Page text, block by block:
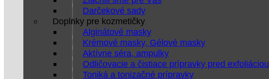
Darčekové sady
Doplnky pre kozmetičky
Alginátové masky
Krémové masky, Gélové masky
Aktívne séra, ampulky
Odličovacie a čistiace prípravky pred exfoliáciou
Toniká a tonizačné prípravky